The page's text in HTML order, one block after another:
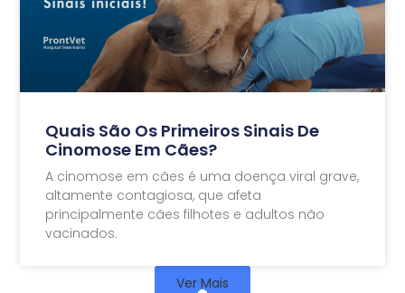
Quais São Os Primeiros Sinais De
Cinomose Em Cães?
A cinomose em cães é uma doença viral grave,
altamente contagiosa, que afeta
principalmente cães filhotes e adultos não
vacinados.
Ver Mais